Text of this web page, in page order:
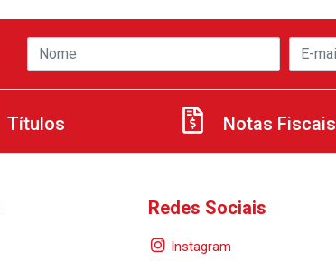
Títulos Notas Fiscais
Redes Sociais
Instagram